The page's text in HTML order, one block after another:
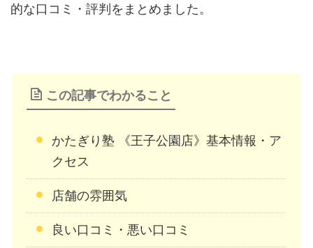
的な口コミ・評判をまとめました。
この記事でわかること
かたぎり塾 《王子公園店》基本情報・ア
クセス
店舗の雰囲気
良い口コミ・悪い口コミ